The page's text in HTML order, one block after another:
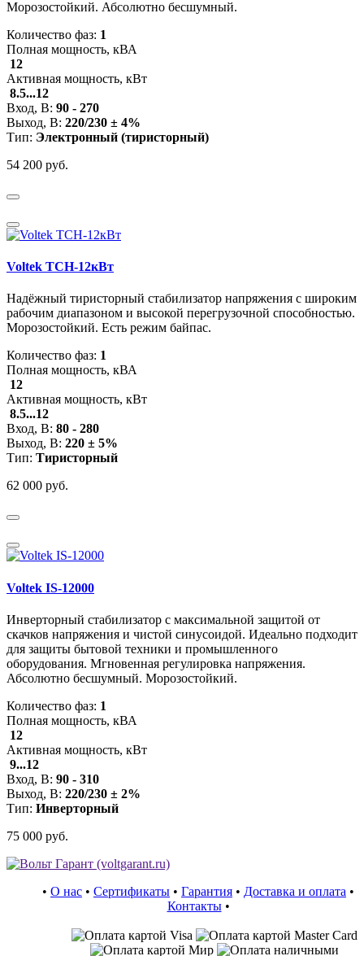
Морозостойкий. Абсолютно бесшумный.
Количество фаз: 1
Полная мощность, кВА
12
Активная мощность, кВт
8.5...12
Вход, В: 90 - 270
Выход, В: 220/230 ± 4%
Тип: Электронный (тиристорный)
54 200 руб.
Voltek ТСН-12кВт
Надёжный тиристорный стабилизатор напряжения с широким
рабочим диапазоном и высокой перегрузочной способностью.
Морозостойкий. Есть режим байпас.
Количество фаз: 1
Полная мощность, кВА
12
Активная мощность, кВт
8.5...12
Вход, В: 80 - 280
Выход, В: 220 ± 5%
Тип: Тиристорный
62 000 руб.
Voltek IS-12000
Инверторный стабилизатор с максимальной защитой от
скачков напряжения и чистой синусоидой. Идеально подходит
для защиты бытовой техники и промышленного
оборудования. Мгновенная регулировка напряжения.
Абсолютно бесшумный. Морозостойкий.
Количество фаз: 1
Полная мощность, кВА
12
Активная мощность, кВт
9...12
Вход, В: 90 - 310
Выход, В: 220/230 ± 2%
Тип: Инверторный
75 000 руб.
• О нас • Сертификаты • Гарантия • Доставка и оплата •
Контакты•